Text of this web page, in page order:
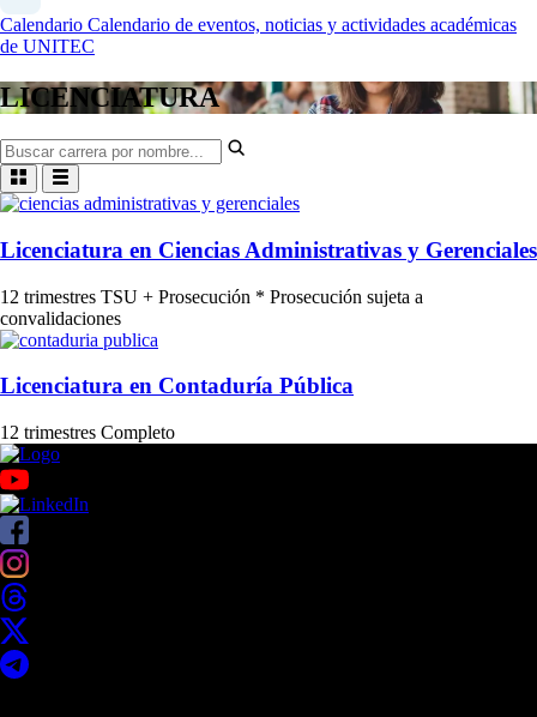
Calendario Calendario de eventos, noticias y actividades académicas
de UNITEC
LICENCIATURA
Licenciatura en Ciencias Administrativas y Gerenciales
12 trimestres TSU + Prosecución * Prosecución sujeta a
convalidaciones
Licenciatura en Contaduría Pública
12 trimestres Completo